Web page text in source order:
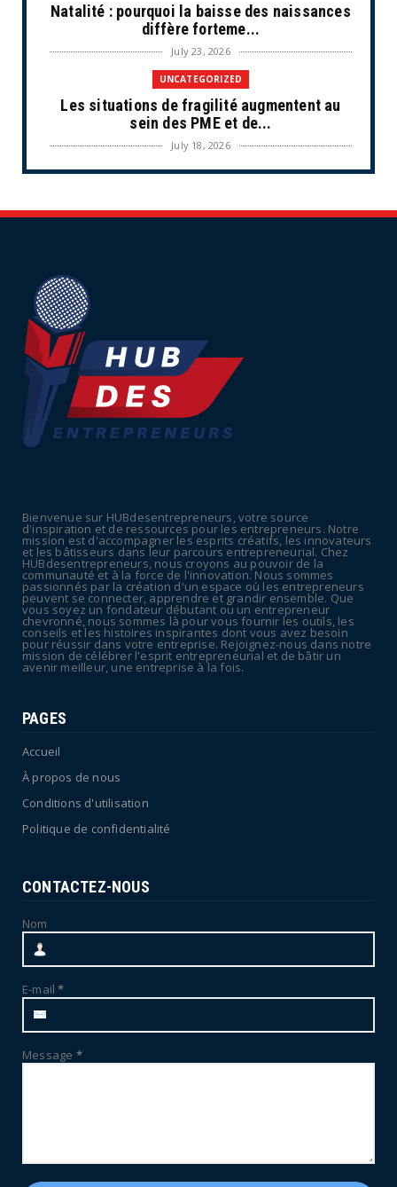
Natalité : pourquoi la baisse des naissances
diffère forteme...
July 23, 2026
UNCATEGORIZED
Les situations de fragilité augmentent au
sein des PME et de...
July 18, 2026
ECONOMIE
coup de pression syn...
Tabac : les ventes chutent, les recettes
UNCATEGORIZED
Retraites : nouveau plaidoyer pour un coup
de frein sur les ...
July 09, 2026
July 08, 2026
POLITIQUE
Canicule : sept départements du Sud placés
en vigilance oran...
July 04, 2026
Bienvenue sur HUBdesentrepreneurs, votre source
d'inspiration et de ressources pour les entrepreneurs. Notre
mission est d'accompagner les esprits créatifs, les innovateurs
et les bâtisseurs dans leur parcours entrepreneurial. Chez
HUBdesentrepreneurs, nous croyons au pouvoir de la
communauté et à la force de l'innovation. Nous sommes
passionnés par la création d'un espace où les entrepreneurs
peuvent se connecter, apprendre et grandir ensemble. Que
vous soyez un fondateur débutant ou un entrepreneur
chevronné, nous sommes là pour vous fournir les outils, les
conseils et les histoires inspirantes dont vous avez besoin
pour réussir dans votre entreprise. Rejoignez-nous dans notre
mission de célébrer l'esprit entrepreneurial et de bâtir un
avenir meilleur, une entreprise à la fois.
PAGES
Accueil
À propos de nous
Conditions d'utilisation
Politique de confidentialité
CONTACTEZ-NOUS
Nom
E-mail*
Message *